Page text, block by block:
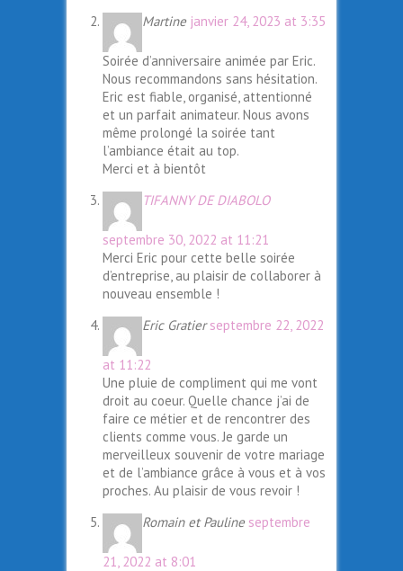
Martine janvier 24, 2023 at 3:35
Soirée d’anniversaire animée par Eric.
Nous recommandons sans hésitation.
Eric est fiable, organisé, attentionné
et un parfait animateur. Nous avons
même prolongé la soirée tant
l’ambiance était au top.
Merci et à bientôt
TIFANNY DE DIABOLO
septembre 30, 2022 at 11:21
Merci Eric pour cette belle soirée
d’entreprise, au plaisir de collaborer à
nouveau ensemble !
Eric Gratierseptembre 22, 2022
at 11:22
Une pluie de compliment qui me vont
droit au coeur. Quelle chance j’ai de
faire ce métier et de rencontrer des
clients comme vous. Je garde un
merveilleux souvenir de votre mariage
et de l’ambiance grâce à vous et à vos
proches. Au plaisir de vous revoir !
Romain et Pauline septembre
21, 2022 at 8:01